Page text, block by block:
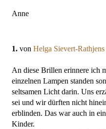
Anne
1. von Helga Sievert-Rathjens
An diese Brillen erinnere ich
einzelnen Lampen standen
seltsamen Licht darin. Uns
sei und wir dürften nicht
erblinden. Das war auch in
Kinder.